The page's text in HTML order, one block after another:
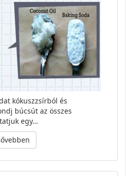
kókuszzsírból és
búcsút az összes
egy…